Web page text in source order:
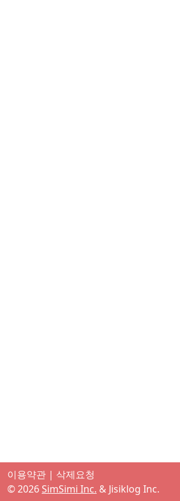
이용약관 | 삭제요청
©2026 SimSimi Inc. & Jisiklog Inc.